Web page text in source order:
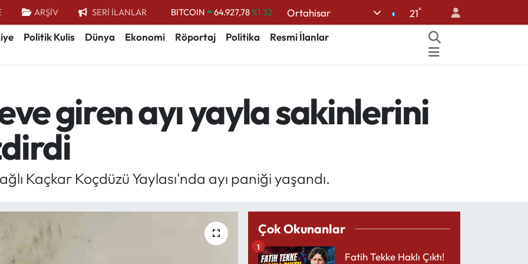
ARŞİV SERİ İLANLAR BITCOIN 64.927,78%1.32
DOLAR
47,5894%0.08
6527.85%0.54
BİST100
13.703%11
Ortahisar 21°
Politik Kulis Dünya Ekonomi Röportaj Politika
Resmi İlanlar
giren ayı yayla sakinlerini
Kaçkar Koçdüzü Yaylası'nda ayı paniği yaşandı.
Çok Okunanlar
Fatih Tekke Haklı Çıktı!
1